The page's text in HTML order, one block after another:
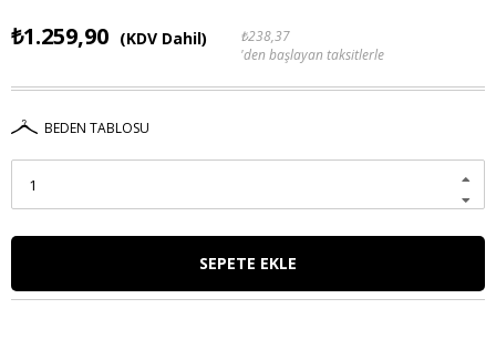
₺1.259,90 (KDV Dahil)
₺238,37
'den başlayan taksitlerle
BEDEN TABLOSU